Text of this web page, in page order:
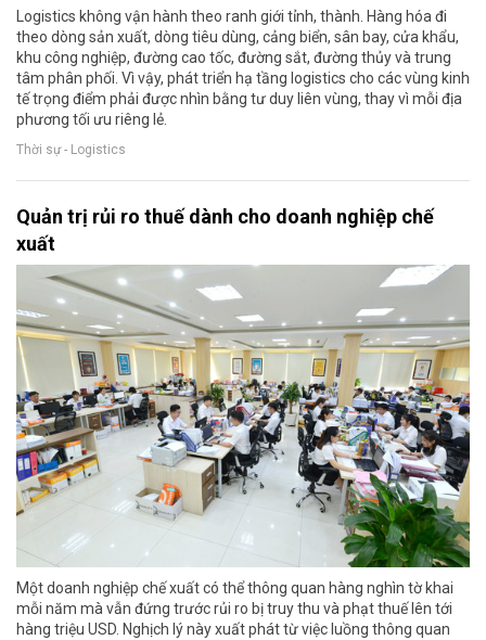
Logistics không vận hành theo ranh giới tỉnh, thành. Hàng hóa đi
theo dòng sản xuất, dòng tiêu dùng, cảng biển, sân bay, cửa khẩu,
khu công nghiệp, đường cao tốc, đường sắt, đường thủy và trung
tâm phân phối. Vì vậy, phát triển hạ tầng logistics cho các vùng kinh
tế trọng điểm phải được nhìn bằng tư duy liên vùng, thay vì mỗi địa
phương tối ưu riêng lẻ.
Thời sự - Logistics
Quản trị rủi ro thuế dành cho doanh nghiệp chế
xuất
Một doanh nghiệp chế xuất có thể thông quan hàng nghìn tờ khai
mỗi năm mà vẫn đứng trước rủi ro bị truy thu và phạt thuế lên tới
hàng triệu USD. Nghịch lý này xuất phát từ việc luồng thông quan